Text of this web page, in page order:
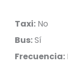
Taxi: No
Bus:Sí
Frecuencia: